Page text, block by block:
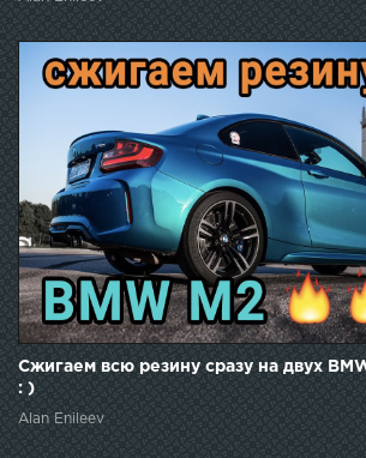
Сжигаем всю резину сразу на двух
: )
Alan Enileev